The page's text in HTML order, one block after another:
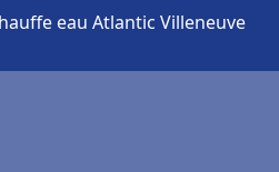
eau Atlantic Villeneuve